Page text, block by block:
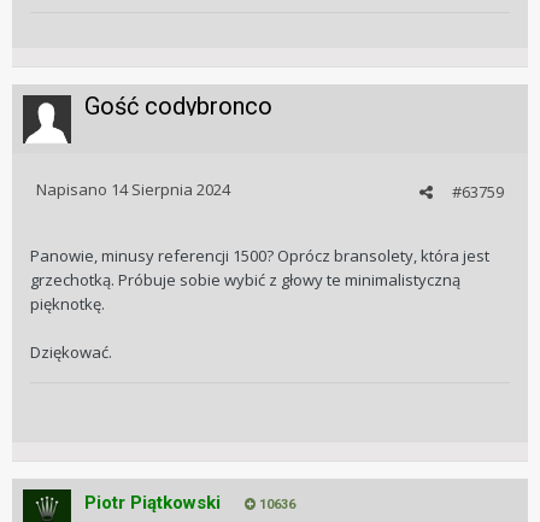
Gość codybronco
#63759
Napisano 14 Sierpnia 2024
Panowie, minusy referencji 1500? Oprócz bransolety, która jest
grzechotką. Próbuje sobie wybić z głowy te minimalistyczną
pięknotkę.
Dziękować.
Piotr Piątkowski 10636